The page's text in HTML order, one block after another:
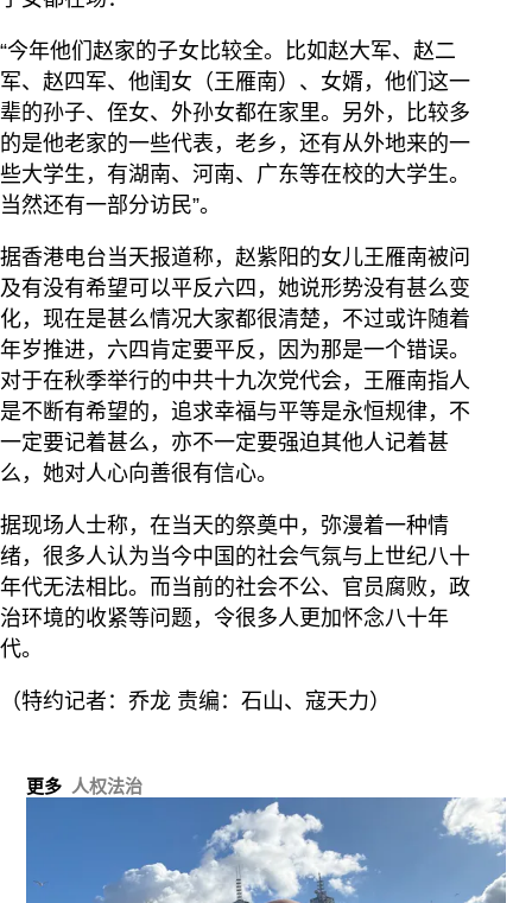
“今年他们赵家的子女比较全。比如赵大军、赵二
军、赵四军、他闺女（王雁南）、女婿，他们这一
辈的孙子、侄女、外孙女都在家里。另外，比较多
的是他老家的一些代表，老乡，还有从外地来的一
些大学生，有湖南、河南、广东等在校的大学生。
当然还有一部分访民”。
据香港电台当天报道称，赵紫阳的女儿王雁南被问
及有没有希望可以平反六四，她说形势没有甚么变
化，现在是甚么情况大家都很清楚，不过或许随着
年岁推进，六四肯定要平反，因为那是一个错误。
对于在秋季举行的中共十九次党代会，王雁南指人
是不断有希望的，追求幸福与平等是永恒规律，不
一定要记着甚么，亦不一定要强迫其他人记着甚
么，她对人心向善很有信心。
据现场人士称，在当天的祭奠中，弥漫着一种情
绪，很多人认为当今中国的社会气氛与上世纪八十
年代无法相比。而当前的社会不公、官员腐败，政
治环境的收紧等问题，令很多人更加怀念八十年
代。
（特约记者：乔龙 责编：石山、​寇天力）
更多 人权法治